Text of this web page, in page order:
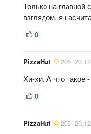
Только на главной
взглядом, я
0
PizzaHut 205
Хи-хи. А что такое
0
PizzaHut 205